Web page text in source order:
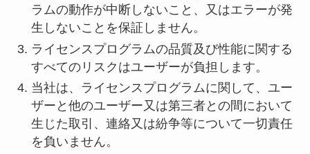
ラムの動作が中断しないこと、又はエラーが発
生しないことを保証しません。
ライセンスプログラムの品質及び性能に関する
すべてのリスクはユーザーが負担します。
当社は、ライセンスプログラムに関して、ユー
ザーと他のユーザー又は第三者との間において
生じた取引、連絡又は紛争等について一切責任
を負いません。